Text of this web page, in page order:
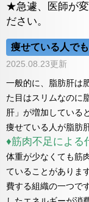
★急遽、医師が変
ださい。
痩せている人で
2025.08.23更新
一般的に、脂肪肝は
た目はスリムなのに
肝」が増加している
痩せている人が脂肪
♦筋肉不足による
体重が少なくても筋
ていることがありま
費する組織の一つで